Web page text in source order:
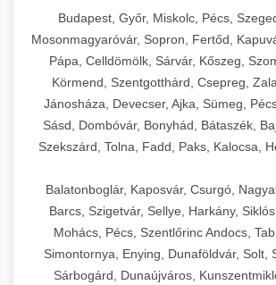
Budapest, Győr, Miskolc, Pécs,
Mosonmagyaróvár, Sopron, Fertőd,
Pápa, Celldömölk, Sárvár, Kőszeg,
Körmend, Szentgotthárd, Csepreg,
Jánosháza, Devecser, Ajka, Sümeg,
Sásd, Dombóvár, Bonyhád, Bátaszék,
Szekszárd, Tolna, Fadd, Paks, Kalocsa,
Balatonboglár, Kaposvár, Csurgó,
Barcs, Szigetvár, Sellye, Harkány,
Mohács, Pécs, Szentlőrinc Andocs,
Simontornya, Enying, Dunaföldvár, Solt,
Sárbogárd, Dunaújváros,